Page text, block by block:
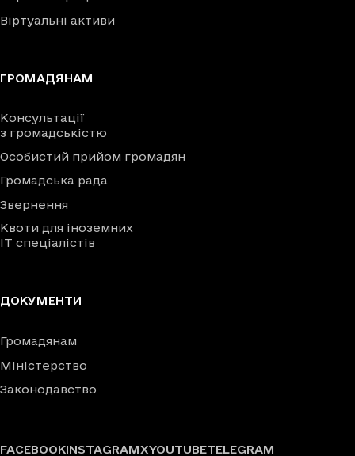
Віртуальні активи
ГРОМАДЯНАМ
Консультації
з громадськістю
Особистий прийом громадян
Громадська рада
Звернення
Квоти для іноземних
IT спеціалістів
ДОКУМЕНТИ
Громадянам
Міністерство
Законодавство
FACEBOOKINSTAGRAMXYOUTUBETELEGRAM